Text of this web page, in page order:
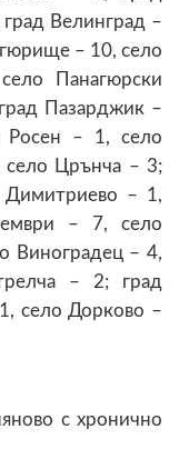
Велинград –
– 10, село
Панагюрски
Пазарджик –
Росен – 1, село
Црънча – 3;
– 1,
– 7, село
Виноградец – 4,
– 2; град
село Дорково –
с хронично